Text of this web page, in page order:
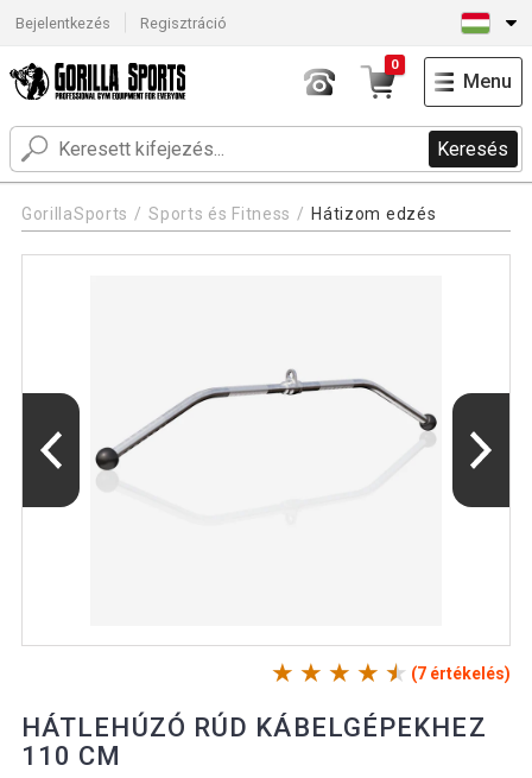
Bejelentkezés Regisztráció
Keresés
0
Menu
GorillaSports Sports és Fitness Hátizom edzés
(7 értékelés)
HÁTLEHÚZÓ RÚD KÁBELGÉPEKHEZ
110 CM